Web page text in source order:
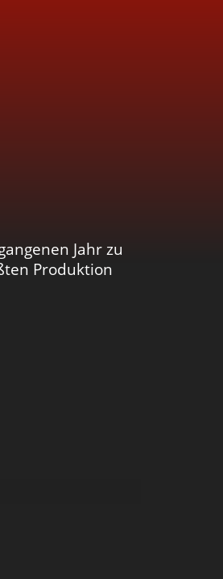
Jahr zu
Produktion